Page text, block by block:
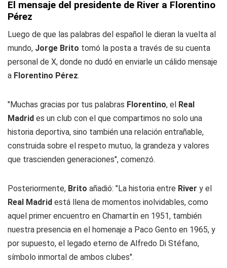
El mensaje del presidente de River a Florentino
Pérez
Luego de que las palabras del español le dieran la vuelta al
mundo, Jorge Brito tomó la posta a través de su cuenta
personal de X, donde no dudó en enviarle un cálido mensaje
a Florentino Pérez.
"Muchas gracias por tus palabras Florentino, el Real
Madrid es un club con el que compartimos no solo una
historia deportiva, sino también una relación entrañable,
construida sobre el respeto mutuo, la grandeza y valores
que trascienden generaciones", comenzó.
Posteriormente, Brito añadió: "La historia entre River y el
Real Madrid está llena de momentos inolvidables, como
aquel primer encuentro en Chamartín en 1951, también
nuestra presencia en el homenaje a Paco Gento en 1965, y
por supuesto, el legado eterno de Alfredo Di Stéfano,
símbolo inmortal de ambos clubes".